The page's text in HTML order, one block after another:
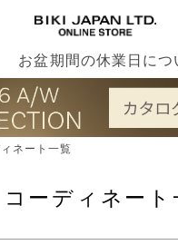
お盆期間の休業日につ
ネート一覧
コーディネート